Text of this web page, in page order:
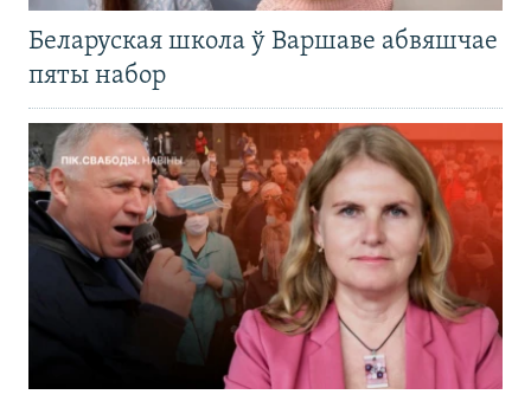
Беларуская школа ў Варшаве абвяшчае
пяты набор